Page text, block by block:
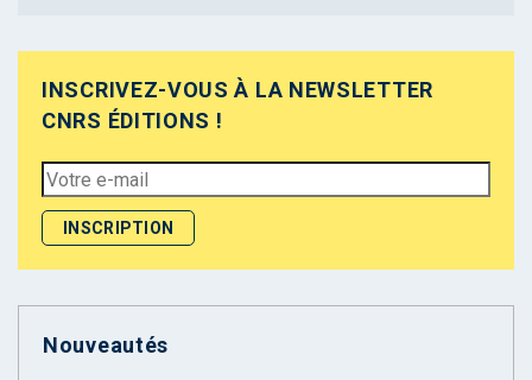
INSCRIVEZ-VOUS À LA NEWSLETTER
CNRS ÉDITIONS !
Nouveautés